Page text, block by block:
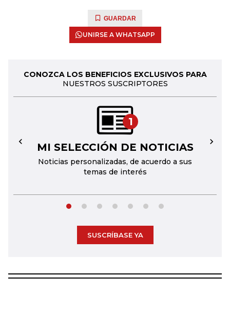
GUARDAR
UNIRSE A WHATSAPP
CONOZCA LOS BENEFICIOS EXCLUSIVOS PARA
NUESTROS SUSCRIPTORES
1
MI SELECCIÓN DE NOTICIAS
Noticias personalizadas, de acuerdo a sus
temas de interés
← →
SUSCRÍBASE YA